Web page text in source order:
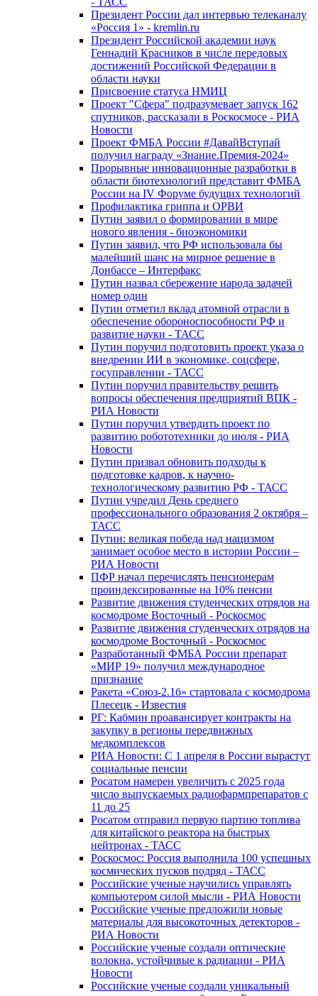
Президент России дал интервью телеканалу
«Россия 1» - kremlin.ru
Президент Российской академии наук
Геннадий Красников в числе передовых
достижений Российской Федерации в
области науки
Присвоение статуса НМИЦ
Проект "Сфера" подразумевает запуск 162
спутников, рассказали в Роскосмосе - РИА
Новости
Проект ФМБА России #ДавайВступай
получил награду «Знание.Премия-2024»
Прорывные инновационные разработки в
области биотехнологий представит ФМБА
России на IV Форуме будущих технологий
Профилактика гриппа и ОРВИ
Путин заявил о формировании в мире
нового явления - биоэкономики
Путин заявил, что РФ использовала бы
малейший шанс на мирное решение в
Донбассе – Интерфакс
Путин назвал сбережение народа задачей
номер один
Путин отметил вклад атомной отрасли в
обеспечение обороноспособности РФ и
развитие науки - ТАСС
Путин поручил подготовить проект указа о
внедрении ИИ в экономике, соцсфере,
госуправлении - ТАСС
Путин поручил правительству решить
вопросы обеспечения предприятий ВПК -
РИА Новости
Путин поручил утвердить проект по
развитию робототехники до июля - РИА
Новости
Путин призвал обновить подходы к
подготовке кадров, к научно-
технологическому развитию РФ - ТАСС
Путин учредил День среднего
профессионального образования 2 октября –
ТАСС
Путин: великая победа над нацизмом
занимает особое место в истории России –
РИА Новости
ПФР начал перечислять пенсионерам
проиндексированные на 10% пенсии
Развитие движения студенческих отрядов на
космодроме Восточный - Роскосмос
Развитие движения студенческих отрядов на
космодроме Восточный - Роскосмос
Разработанный ФМБА России препарат
«МИР 19» получил международное
признание
Ракета «Союз-2.1б» стартовала с космодрома
Плесецк - Известия
РГ: Кабмин проавансирует контракты на
закупку в регионы передвижных
медкомплексов
РИА Новости: С 1 апреля в России вырастут
социальные пенсии
Росатом намерен увеличить с 2025 года
число выпускаемых радиофармпрепаратов с
11 до 25
Росатом отправил первую партию топлива
для китайского реактора на быстрых
нейтронах - ТАСС
Роскосмос: Россия выполнила 100 успешных
космических пусков подряд - ТАСС
Российские ученые научились управлять
компьютером силой мысли - РИА Новости
Российские ученые предложили новые
материалы для высокоточных детекторов -
РИА Новости
Российские ученые создали оптические
волокна, устойчивые к радиации - РИА
Новости
Российские ученые создали уникальный